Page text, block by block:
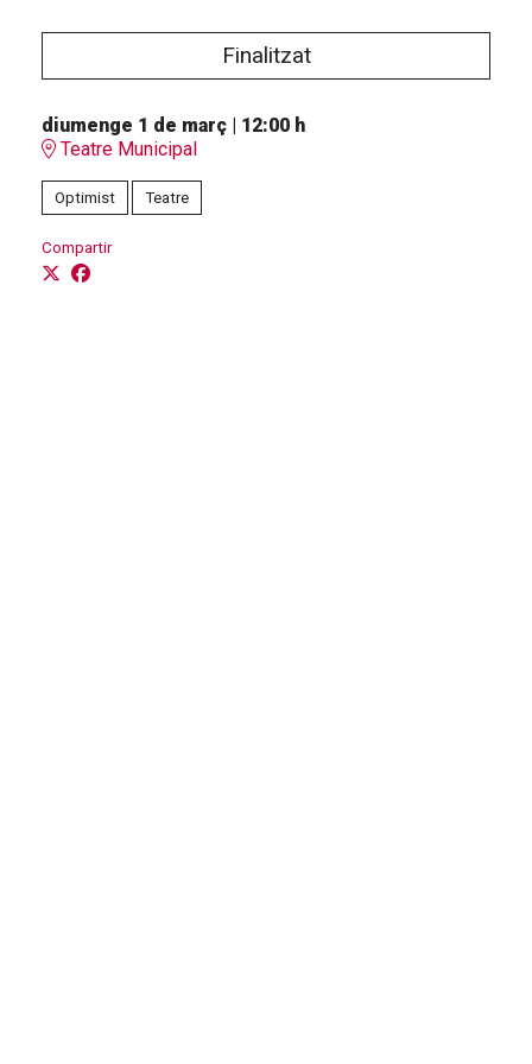
Finalitzat
diumenge 1 de març
12:00 h
Teatre Municipal
Optimist Teatre
Compartir